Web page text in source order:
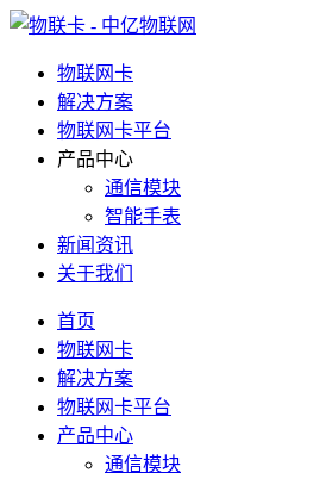
物联网卡
解决方案
物联网卡平台
产品中心
通信模块
智能手表
新闻资讯
关于我们
首页
物联网卡
解决方案
物联网卡平台
产品中心
通信模块